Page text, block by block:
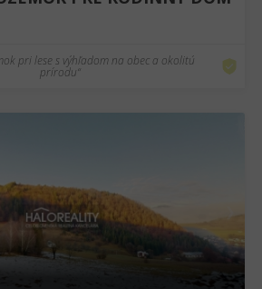
pri lese s výhľadom na obec a okolitú
prírodu“